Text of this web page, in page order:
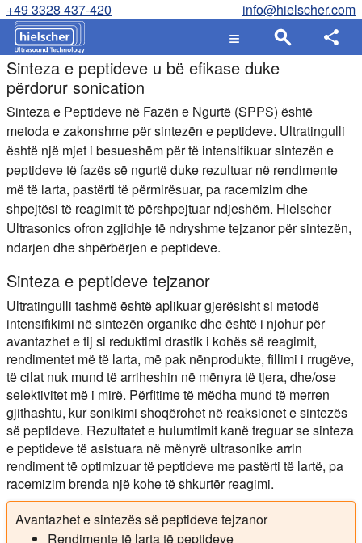
+49 3328 437-420 info@hielscher.com
Sinteza e peptideve u bë efikase duke
përdorur sonication
Sinteza e Peptideve në Fazën e Ngurtë (SPPS) është
metoda e zakonshme për sintezën e peptideve. Ultratingulli
është një mjet i besueshëm për të intensifikuar sintezën e
peptideve të fazës së ngurtë duke rezultuar në rendimente
më të larta, pastërti të përmirësuar, pa racemizim dhe
shpejtësi të reagimit të përshpejtuar ndjeshëm. Hielscher
Ultrasonics ofron zgjidhje të ndryshme tejzanor për sintezën,
ndarjen dhe shpërbërjen e peptideve.
Sinteza e peptideve tejzanor
Ultratingulli tashmë është aplikuar gjerësisht si metodë
intensifikimi në sintezën organike dhe është i njohur për
avantazhet e tij si reduktimi drastik i kohës së reagimit,
rendimentet më të larta, më pak nënprodukte, fillimi i rrugëve,
të cilat nuk mund të arriheshin në mënyra të tjera, dhe/ose
selektivitet më i mirë. Përfitime të mëdha mund të merren
gjithashtu, kur sonikimi shoqërohet në reaksionet e sintezës
së peptideve. Rezultatet e hulumtimit kanë treguar se sinteza
e peptideve të asistuara në mënyrë ultrasonike arrin
rendiment të optimizuar të peptideve me pastërti të lartë, pa
racemizim brenda një kohe të shkurtër reagimi.
Avantazhet e sintezës së peptideve tejzanor
Rendimente të larta të peptideve